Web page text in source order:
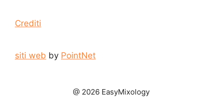
Crediti
siti web by PointNet
@ 2026 EasyMixology